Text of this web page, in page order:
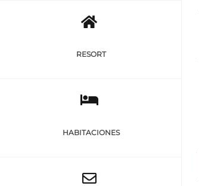
RESORT
HABITACIONES